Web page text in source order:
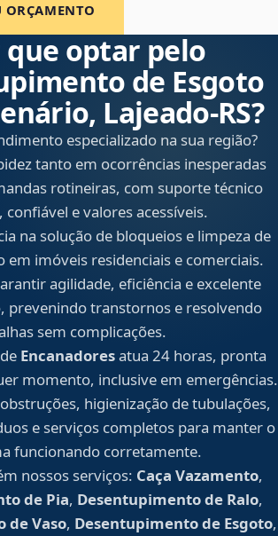
ORÇAMENTO
que optar pelo
de Esgoto
Lajeado‑RS?
especializado na sua região?
tanto em ocorrências inesperadas
rotineiras, com suporte técnico
confiável e valores acessíveis.
na solução de bloqueios e limpeza de
em imóveis residenciais e comerciais.
agilidade, eficiência e excelente
prevenindo transtornos e resolvendo
sem complicações.
Encanadoresatua 24 horas, pronta
momento, inclusive em emergências.
higienização de tubulações,
e serviços completos para manter o
funcionando corretamente.
nossos serviços: Caça Vazamento,
de Pia, Desentupimento de Ralo,
de Vaso, Desentupimento de Esgoto,